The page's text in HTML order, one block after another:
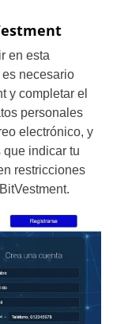
en esta
necesario
y completar el
personales
electrónico, y
que indicar tu
restricciones